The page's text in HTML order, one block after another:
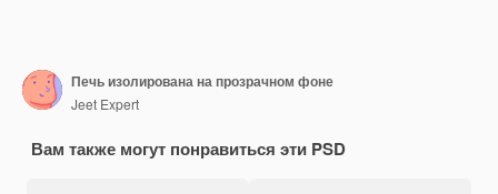
Печь изолирована на прозрачном фоне
Jeet Expert
Вам также могут понравиться эти PSD